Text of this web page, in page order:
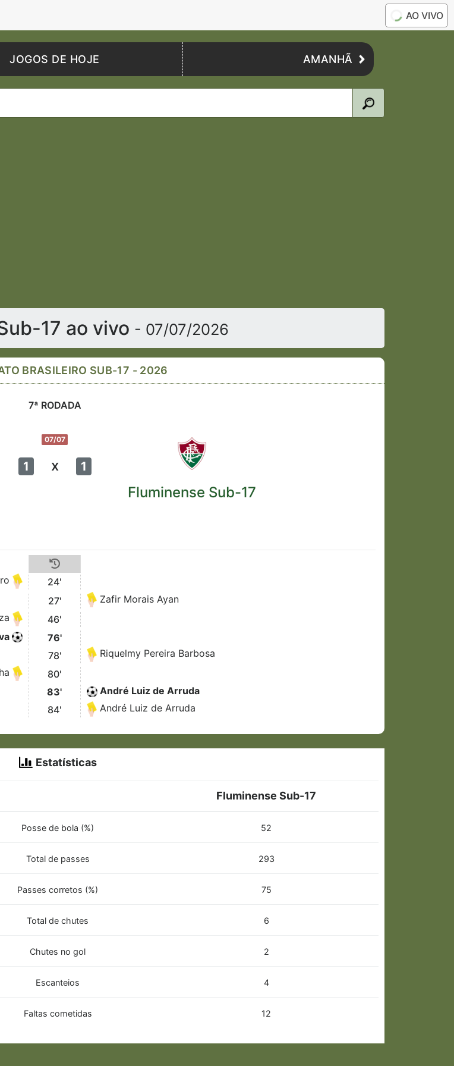
AO VIVO
JOGOS DE HOJE AMANHÃ
17 ao vivo - 07/07/2026
BRASILEIRO SUB-17 - 2026
7ª RODADA
07/07
1 x 1
Fluminense Sub-17
24'
27'
Zafir Morais Ayan
46'
76'
78'
Riquelmy Pereira Barbosa
80'
83'
André Luiz de Arruda
84'
André Luiz de Arruda
Estatísticas
Fluminense Sub-17
Posse de bola (%) 52
Total de passes 293
Passes corretos (%) 75
Total de chutes 6
Chutes no gol 2
Escanteios 4
Faltas cometidas 12